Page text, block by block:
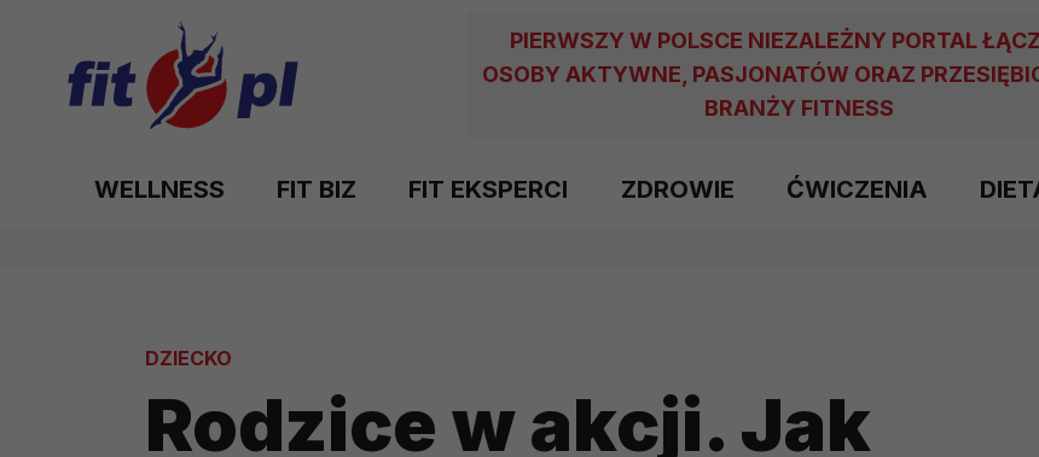
PIERWSZY W POLSCE NIEZALEŻNY PORTAL
OSOBY AKTYWNE, PASJONATÓW ORAZ
BRANŻY FITNESS
WELLNESS FIT BIZ FIT EKSPERCI ZDROWIE ĆWICZENIA
DZIECKO
Rodzice w akcji. Jak